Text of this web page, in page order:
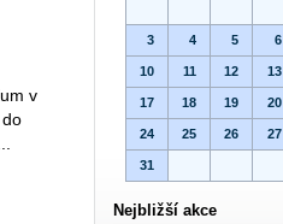
v
3 4 5 6
10 11 12 13
17 18 19 20
24 25 26 27
31
Nejbližší akce